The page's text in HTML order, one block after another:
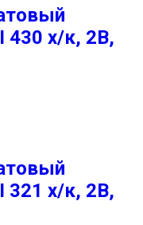
430 х/к, 2B,
321 х/к, 2B,